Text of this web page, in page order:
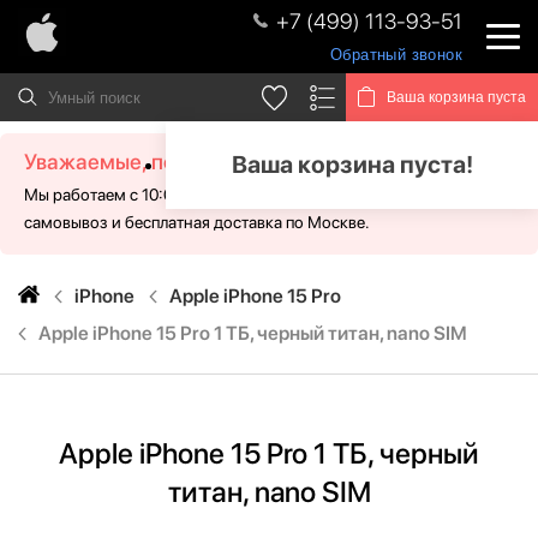
+7 (499) 113-93-51
Обратный звонок
Ваша корзина пуста
Ваша корзина пуста!
Уважаемые, посетители!
Мы работаем с 10:00 - 21:00 без выходных. Для Вас доступен
самовывоз и бесплатная доставка по Москве.
iPhone
Apple iPhone 15 Pro
Apple iPhone 15 Pro 1 ТБ, черный титан, nano SIM
Apple iPhone 15 Pro 1 ТБ, черный
титан, nano SIM